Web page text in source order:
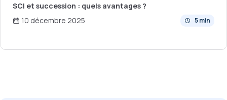
SCI et succession : quels avantages ?
5 min
10 décembre 2025